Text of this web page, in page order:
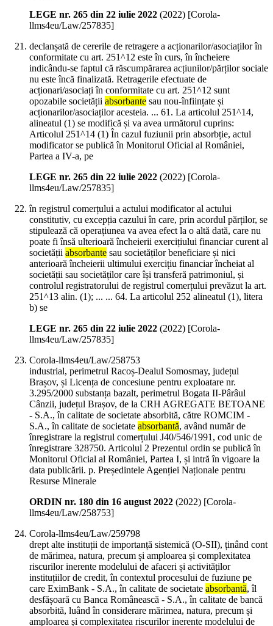
LEGE nr. 265 din 22 iulie 2022 (2022) [Corola-
llms4eu/Law/257835]
declanșată de cererile de retragere a acționarilor/asociaților în
conformitate cu art. 251^12 este în curs, în încheiere
indicându-se faptul că răscumpărarea acțiunilor/părților sociale
nu este încă finalizată. Retragerile efectuate de
acționari/asociați în conformitate cu art. 251^12 sunt
opozabile societății absorbante sau nou-înființate și
acționarilor/asociaților acesteia. ... 61. La articolul 251^14,
alineatul (1) se modifică și va avea următorul cuprins:
Articolul 251^14 (1) În cazul fuziunii prin absorbție, actul
modificator se publică în Monitorul Oficial al României,
Partea a IV-a, pe
LEGE nr. 265 din 22 iulie 2022 (2022) [Corola-
llms4eu/Law/257835]
în registrul comerțului a actului modificator al actului
constitutiv, cu excepția cazului în care, prin acordul părților, se
stipulează că operațiunea va avea efect la o altă dată, care nu
poate fi însă ulterioară încheierii exercițiului financiar curent al
societății absorbante sau societăților beneficiare și nici
anterioară încheierii ultimului exercițiu financiar încheiat al
societății sau societăților care își transferă patrimoniul, și
controlul registratorului de registrul comerțului prevăzut la art.
251^13 alin. (1); ... ... 64. La articolul 252 alineatul (1), litera
b) se
LEGE nr. 265 din 22 iulie 2022 (2022) [Corola-
llms4eu/Law/257835]
Corola-llms4eu/Law/258753
industrial, perimetrul Racoș-Dealul Somosmay, județul
Brașov, și Licența de concesiune pentru exploatare nr.
3.295/2000 substanța bazalt, perimetrul Bogata II-Pârâul
Cânzii, județul Brașov, de la CRH AGREGATE BETOANE
- S.A., în calitate de societate absorbită, către ROMCIM -
S.A., în calitate de societate absorbantă, având număr de
înregistrare la registrul comerțului J40/546/1991, cod unic de
înregistrare 328750. Articolul 2 Prezentul ordin se publică în
Monitorul Oficial al României, Partea I, și intră în vigoare la
data publicării. p. Președintele Agenției Naționale pentru
Resurse Minerale
ORDIN nr. 180 din 16 august 2022 (2022) [Corola-
llms4eu/Law/258753]
Corola-llms4eu/Law/259798
drept alte instituții de importanță sistemică (O-SII), ținând cont
de mărimea, natura, precum și amploarea și complexitatea
riscurilor inerente modelului de afaceri și activităților
instituțiilor de credit, în contextul procesului de fuziune pe
care EximBank - S.A., în calitate de societate absorbantă, îl
desfășoară cu Banca Românească - S.A., în calitate de bancă
absorbită, luând în considerare mărimea, natura, precum și
amploarea și complexitatea riscurilor inerente modelului de